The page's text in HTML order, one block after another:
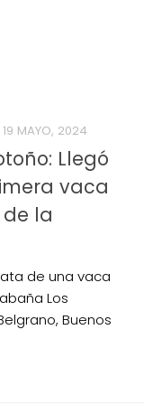
19 MAYO, 2024
Llegó
vaca
la
de una vaca
Los
Buenos